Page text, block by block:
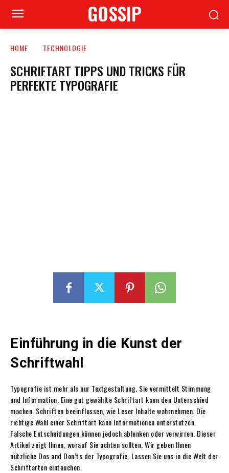
GOSSIP
HOME TECHNOLOGIE
SCHRIFTART TIPPS UND TRICKS FÜR
PERFEKTE TYPOGRAFIE
Einführung in die Kunst der
Schriftwahl
Typografie ist mehr als nur Textgestaltung. Sie vermittelt Stimmung
und Information. Eine gut gewählte Schriftart kann den Unterschied
machen. Schriften beeinflussen, wie Leser Inhalte wahrnehmen. Die
richtige Wahl einer Schriftart kann Informationen unterstützen.
Falsche Entscheidungen können jedoch ablenken oder verwirren. Dieser
Artikel zeigt Ihnen, worauf Sie achten sollten. Wir geben Ihnen
nützliche Dos and Don’ts der Typografie. Lassen Sie uns in die Welt der
Schriftarten eintauchen.